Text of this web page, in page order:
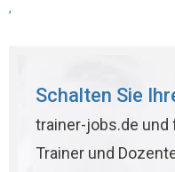
,
Schalten Sie
trainer-jobs.de und
Trainer und